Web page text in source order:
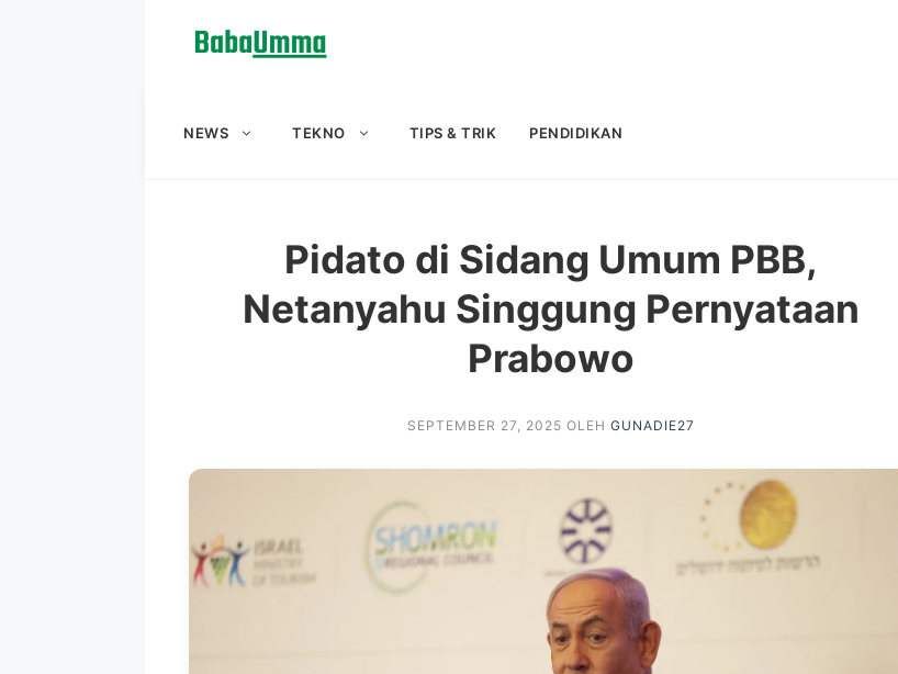
NEWS TEKNO TIPS & TRIK PENDIDIKAN
Pidato di Sidang Umum PBB,
Netanyahu Singgung Pernyataan
Prabowo
SEPTEMBER 27, 2025 OLEH GUNADIE27